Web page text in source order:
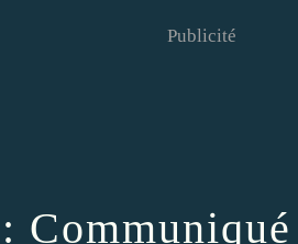
Publicité
Communiqué